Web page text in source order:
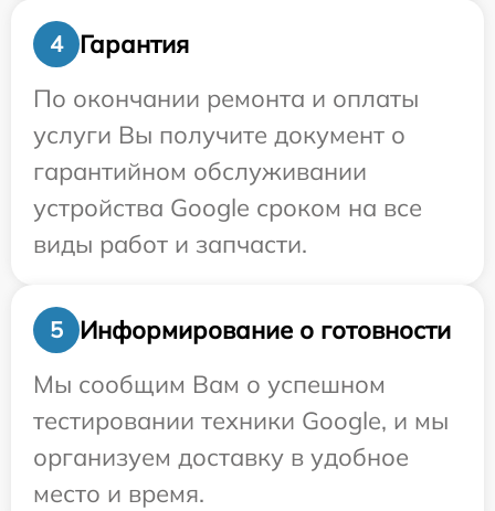
4
Гарантия
По окончании ремонта и оплаты
услуги Вы получите документ о
гарантийном обслуживании
устройства Google сроком на все
виды работ и запчасти.
5
Информирование о готовности
Мы сообщим Вам о успешном
тестировании техники Google, и мы
организуем доставку в удобное
место и время.